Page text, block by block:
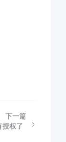
下一篇
授权了